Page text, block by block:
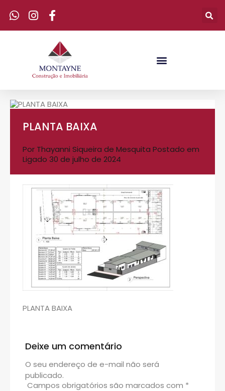
PLANTA BAIXA
Por Thayanni Siqueira de Mesquita Postado em
Ligado 30 de julho de 2024
PLANTA BAIXA
Deixe um comentário
O seu endereço de e-mail não será
publicado.
Campos obrigatórios são marcados com *